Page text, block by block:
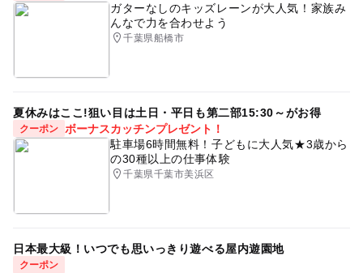
ガターなしのキッズレーンが大人気！家族み
んなで力を合わせよう
千葉県船橋市
夏休みはここ!狙い目は土日・平日も第二部15:30～がお得
クーポン
ボーナスカッチンプレゼント！
駐車場6時間無料！子どもに大人気★3歳から
の30種以上の仕事体験
千葉県千葉市美浜区
日本最大級！いつでも思いっきり遊べる屋内遊園地
クーポン